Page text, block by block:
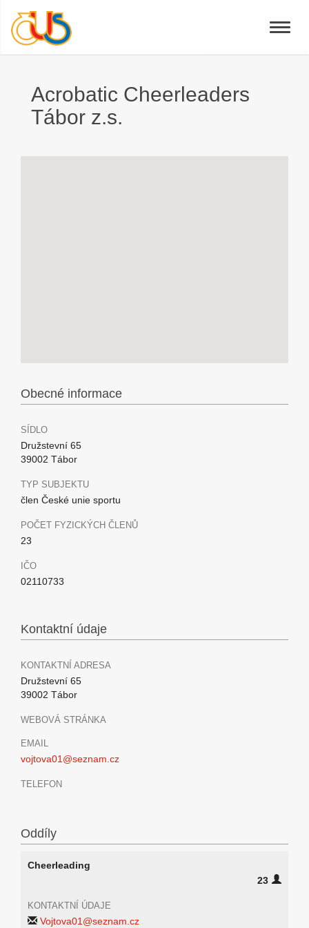
Toggle
Acrobatic Cheerleaders
Tábor z.s.
Obecné informace
SÍDLO
Družstevní 65
39002 Tábor
TYP SUBJEKTU
člen České unie sportu
POČET FYZICKÝCH ČLENŮ
23
IČO
02110733
Kontaktní údaje
KONTAKTNÍ ADRESA
Družstevní 65
39002 Tábor
WEBOVÁ STRÁNKA
EMAIL
vojtova01@seznam.cz
TELEFON
Oddíly
Cheerleading
23
KONTAKTNÍ ÚDAJE
Vojtova01@seznam.cz